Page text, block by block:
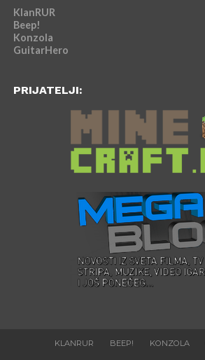
KlanRUR
Beep!
Konzola
GuitarHero
PRIJATELJI:
KLANRUR BEEP! KONZOLA